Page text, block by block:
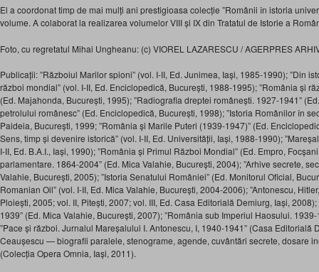
El a coordonat timp de mai mulți ani prestigioasa colecție ”Românii în istoria
volume. A colaborat la realizarea volumelor VIII și IX din Tratatul de Istorie a
Foto, cu regretatul Mihai Ungheanu: (c) VIOREL LAZARESCU / AGERPRES
Publicații: ”Războiul Marilor spioni” (vol. I-II, Ed. Junimea, Iași, 1985-1990); ”Din
război mondial” (vol. I-II, Ed. Enciclopedică, București, 1988-1995); ”România și
(Ed. Majahonda, București, 1995); ”Radiografia dreptei românești. 1927-1941”
petrolului românesc” (Ed. Enciclopedică, București, 1998); ”Istoria Românilor în
Paideia, București, 1999; ”România și Marile Puteri (1939-1947)” (Ed.
Sens, timp și devenire istorică” (vol. I-II, Ed. Universității, Iași, 1988-1990);
I-II, Ed. B.A.I., Iași, 1990); ”România și Primul Război Mondial” (Ed. Empro,
parlamentare. 1864-2004” (Ed. Mica Valahie, București, 2004); ”Arhive secrete,
Valahie, București, 2005); ”Istoria Senatului României” (Ed. Monitorul Oficial,
Romanian Oil” (vol. I-II, Ed. Mica Valahie, București, 2004-2006); ”Antonescu,
Ploiești, 2005; vol. II, Pitești, 2007; vol. III, Ed. Casa Editorială Demiurg, Iași,
1939” (Ed. Mica Valahie, București, 2007); ”România sub Imperiul Haosului.
”Pace și război. Jurnalul Mareșalului I. Antonescu, I, 1940-1941” (Casa Editorială
Ceaușescu — biografii paralele, stenograme, agende, cuvântări secrete, dosare
(Colecția Opera Omnia, Iași, 2011).